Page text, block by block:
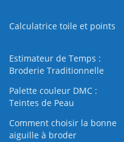
Calculatrice toile et points
Estimateur de Temps :
Broderie Traditionnelle
Palette couleur DMC :
Teintes de Peau
Comment choisir la bonne
aiguille à broder